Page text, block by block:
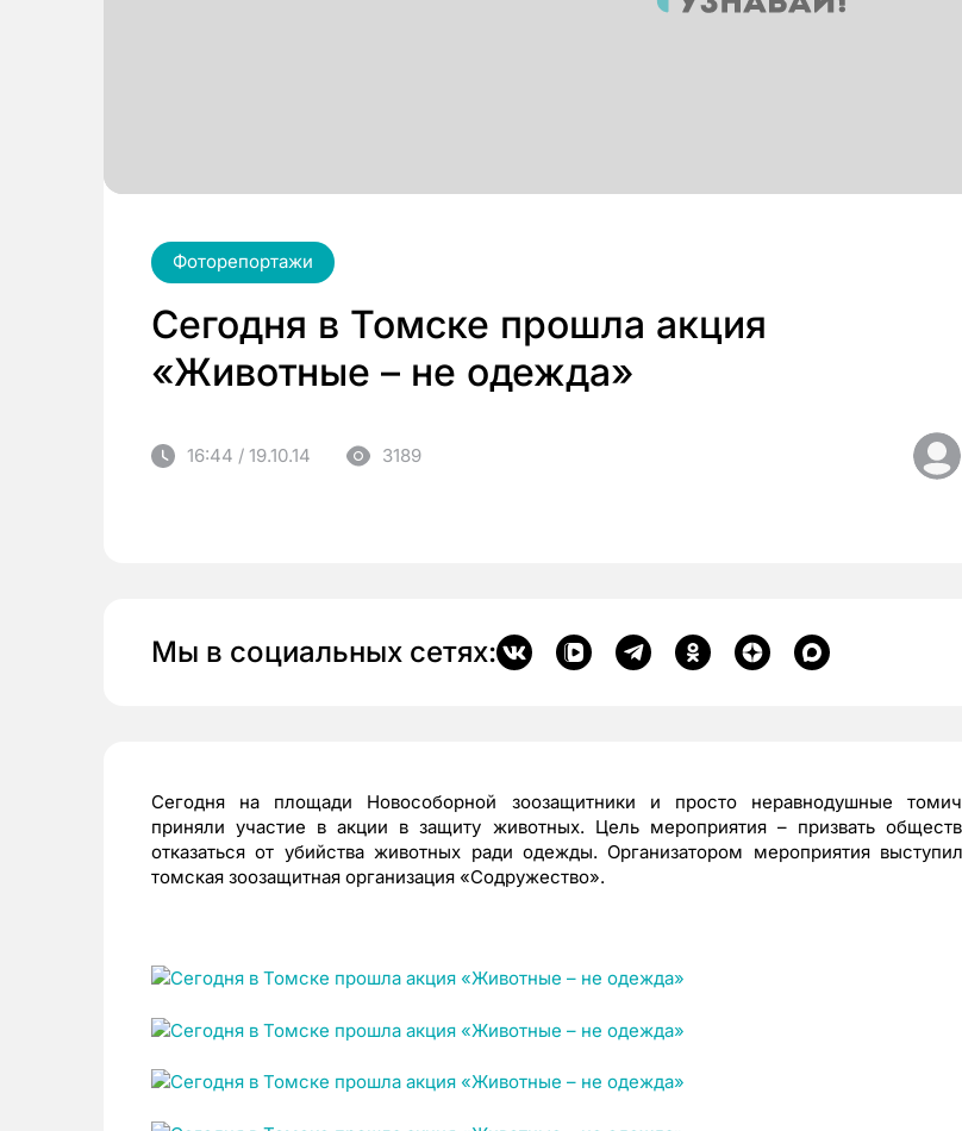
Фоторепортажи
Cегодня в Томске прошла акция
«Животные – не одежда»
16:44 / 19.10.14 3189
Мы в социальных сетях:
Сегодня на площади Новособорной зоозащитники и просто неравнодушные
приняли участие в акции в защиту животных. Цель мероприятия – призвать
отказаться от убийства животных ради одежды. Организатором мероприятия
томская зоозащитная организация «Содружество».